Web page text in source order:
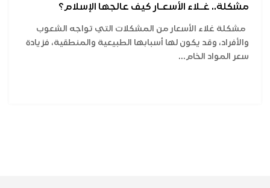
مشكلة.. غـلاء الأسعـار كيف عالجها الإسلام؟
مشكلة غلاء الأسعار من المشكلات التي تواجه الشعوب
والأفراد، وقد يكون لها أسبابها الطبيعية والمنطقية، فزيادة
سعر المواد الخام...